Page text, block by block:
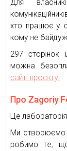
Для
хто працює у
кому не
297 сторінок
можна
сайті проєкту.
Про Zagoriy
Це
Ми створюємо
робимо те,